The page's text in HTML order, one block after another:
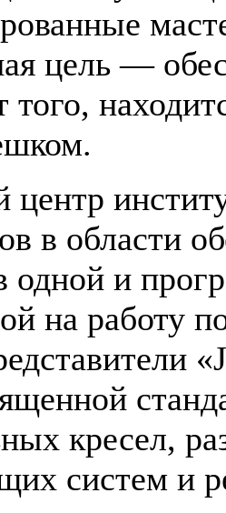
цель —
того,
в области
одной и
на работу
кресел,
систем и